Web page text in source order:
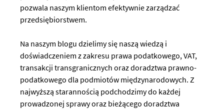
pozwala naszym klientom efektywnie zarządzać
przedsiębiorstwem.
Na naszym blogu dzielimy się naszą wiedzą i
doświadczeniem z zakresu prawa podatkowego, VAT,
transakcji transgranicznych oraz doradztwa prawno-
podatkowego dla podmiotów międzynarodowych. Z
najwyższą starannością podchodzimy do każdej
prowadzonej sprawy oraz bieżącego doradztwa